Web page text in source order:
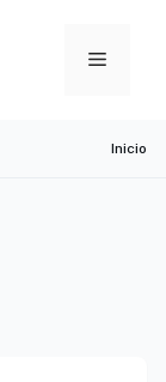
Menu
Inicio